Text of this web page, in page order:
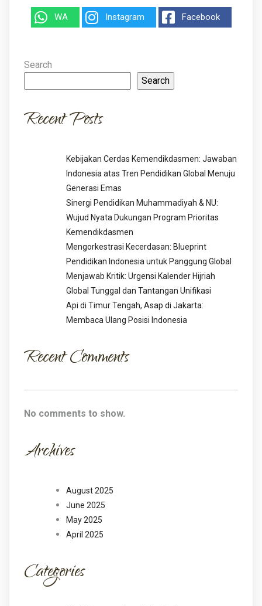
WA Instagram Facebook
Search
Search
Recent Posts
Kebijakan Cerdas Kemendikdasmen: Jawaban
Indonesia atas Tren Pendidikan Global Menuju
Generasi Emas
Sinergi Pendidikan Muhammadiyah & NU:
Wujud Nyata Dukungan Program Prioritas
Kemendikdasmen
Mengorkestrasi Kecerdasan: Blueprint
Pendidikan Indonesia untuk Panggung Global
Menjawab Kritik: Urgensi Kalender Hijriah
Global Tunggal dan Tantangan Unifikasi
Api di Timur Tengah, Asap di Jakarta:
Membaca Ulang Posisi Indonesia
Recent Comments
No comments to show.
Archives
August 2025
June 2025
May 2025
April 2025
Categories